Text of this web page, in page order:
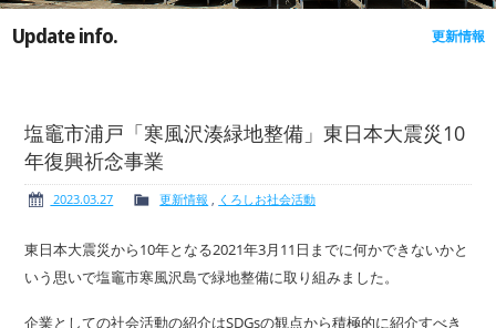
ボート免許
Update info. 更新情報
塩竈市浦戸「寒風沢湊緑地整備」東日本大震災10
年復興祈念事業
2023.03.27 更新情報 くろしお社会活動
東日本大震災から10年となる2021年3月11日までに何かできないかと
いう思いで塩竈市寒風沢島で緑地整備に取り組みました。
企業としての社会活動の紹介はSDGsの観点から積極的に紹介すべき